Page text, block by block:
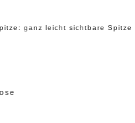
ganz leicht sichtbare Spitze